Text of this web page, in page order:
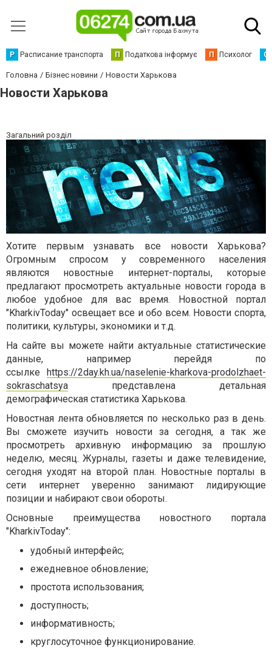
Р Расписание транспорта П Податкова інформує П Психолог С
Головна Бізнес новини Новости Харькова
Новости Харькова
Загальний розділ
Хотите первым узнавать все новости Харькова?
Огромным спросом у современного населения
являются новостные интернет-порталы, которые
предлагают просмотреть актуальные новости города в
любое удобное для вас время. Новостной портал
"KharkivToday" освещает все и обо всем. Новости спорта,
политики, культуры, экономики и т.д.
На сайте вы можете найти актуальные статистические
данные, например перейдя по
ссылке https://2day.kh.ua/naselenie-kharkova-prodolzhaet-
sokraschatsya представлена детальная
демографическая статистика Харькова.
Новостная лента обновляется по несколько раз в день.
Вы сможете изучить новости за сегодня, а так же
просмотреть архивную информацию за прошлую
неделю, месяц. Журналы, газеты и даже телевидение,
сегодня уходят на второй план. Новостные порталы в
сети интернет уверенно занимают лидирующие
позиции и набирают свои обороты.
Основные преимущества новостного портала
"KharkivToday":
удобный интерфейс;
ежедневное обновление;
простота использования;
доступность;
информативность;
круглосуточное функционирование.